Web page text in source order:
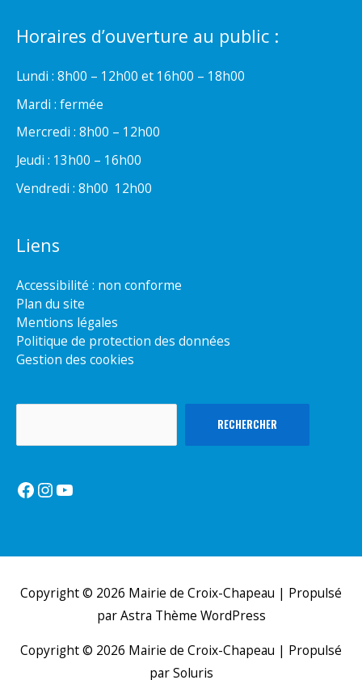
Horaires d’ouverture au public :
Lundi : 8h00 – 12h00 et 16h00 – 18h00
Mardi : fermée
Mercredi : 8h00 – 12h00
Jeudi : 13h00 – 16h00
Vendredi : 8h00  12h00
Liens
Accessibilité : non conforme
Plan du site
Mentions légales
Politique de protection des données
Gestion des cookies
RECHERCHER
Facebook
Instagram
YouTube
Copyright © 2026 Mairie de Croix-Chapeau | Propulsé
parAstra Thème WordPress
Copyright © 2026 Mairie de Croix-Chapeau | Propulsé
par Soluris